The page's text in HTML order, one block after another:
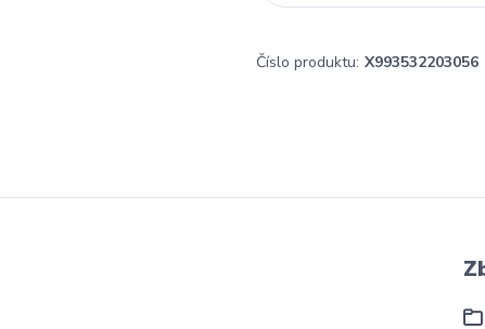
Číslo produktu: X993532203056